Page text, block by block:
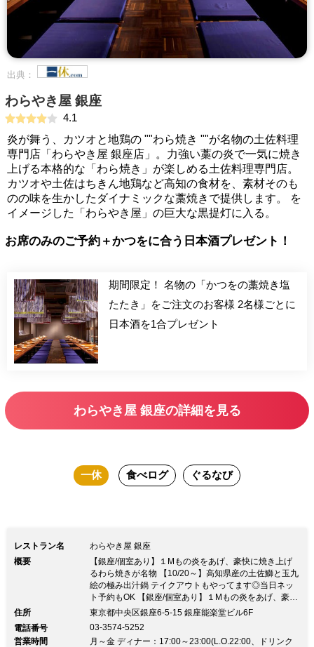
出典：
わらやき屋 銀座
4.1
炎が舞う、カツオと地鶏の ""わら焼き ""が名物の土佐料理
専門店「わらやき屋 銀座店」。力強い藁の炎で一気に焼き
上げる本格的な「わら焼き」が楽しめる土佐料理専門店。
カツオや土佐はちきん地鶏など高知の食材を、素材そのも
のの味を生かしたダイナミックな藁焼きで提供します。 を
イメージした「わらやき屋」の巨大な黒提灯に入る。
お席のみのご予約＋かつをに合う日本酒プレゼント！
期間限定！ 名物の「かつをの藁焼き塩
たたき」をご注文のお客様 2名様ごとに
日本酒を1合プレゼント
わらやき屋 銀座の詳細を見る
一休 食べログ ぐるなび
レストラン名
わらやき屋 銀座
概要
【銀座/個室あり】１Mもの炎をあげ、豪快に焼き上げ
るわら焼きが名物 【10/20～】高知県産の土佐鰤と玉九
絵の極み出汁鍋 テイクアウトもやってます◎当日ネッ
ト予約もOK 【銀座/個室あり】１Mもの炎をあげ、豪快
に焼き上げるわら焼きが名物 【10/20～】高知県産の土
◎当日ネット予約もOK◆料理 名物：かつをの塩たたき
1Ｍ以上もの炎を上げる藁焼きは、一気に高温で焼き上
住所
東京都中央区銀座6-5-15 銀座能楽堂ビル6F
電話番号
03-3574-5252
営業時間
月～金 ディナー：17:00～23:00(L.O.22:00、ドリンク